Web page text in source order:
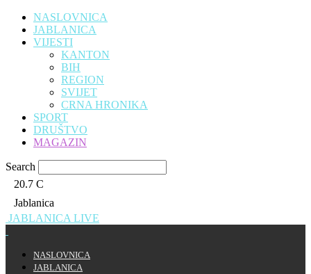
NASLOVNICA
JABLANICA
VIJESTI
KANTON
BIH
REGION
SVIJET
CRNA HRONIKA
SPORT
DRUŠTVO
MAGAZIN
Search
20.7 C
Jablanica
JABLANICA LIVE
NASLOVNICA
JABLANICA